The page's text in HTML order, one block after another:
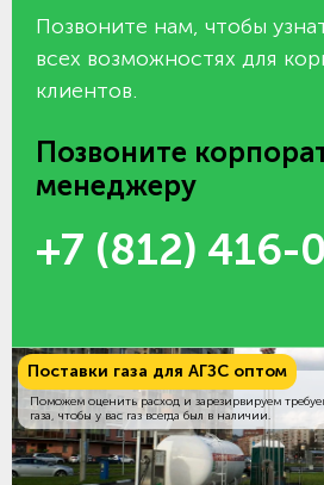
Позвоните нам, чтобы
всех возможностях для
клиентов.
Позвоните
менеджеру
+7 (812) 416-
Поставки газа для АГЗС оптом
Поможем оценить расход и зарезирвируем
газа, чтобы у вас газ всегда был в наличии.